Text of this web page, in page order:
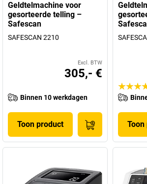
Geldtelmachine voor
gesorteerde telling –
Safescan
SAFESCAN 2210
Excl. BTW
305,- €
Binnen 10 werkdagen
Toon product